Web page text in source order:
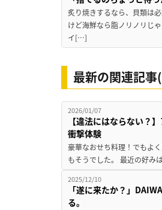
炙り焼きするなら、貝類は
けど海鮮なら脂ノリノリじ
イ[…]
最新の関連記事
2026/01/07
【違法にはならない？
衝撃体験
豪華なおせち料理！でもよ
もそうでした。 最近の好み
2025/12/10
「遂に来たか？」
る。